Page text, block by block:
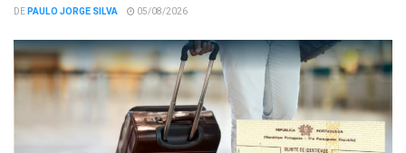
DEPAULO JORGE SILVA 05/08/2026